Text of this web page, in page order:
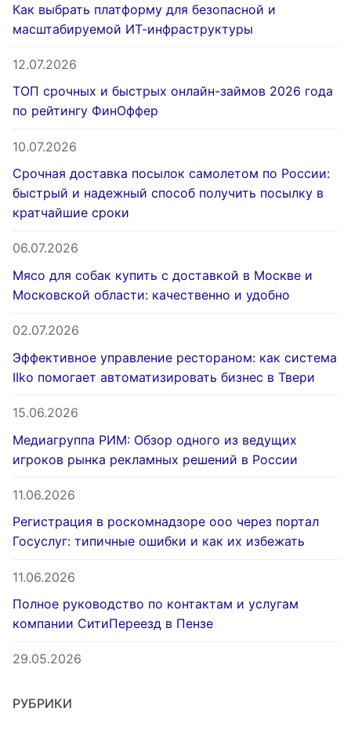
Как выбрать платформу для безопасной и
масштабируемой ИТ-инфраструктуры
12.07.2026
ТОП срочных и быстрых онлайн-займов 2026 года
по рейтингу ФинОффер
10.07.2026
Срочная доставка посылок самолетом по России:
быстрый и надежный способ получить посылку в
кратчайшие сроки
06.07.2026
Мясо для собак купить с доставкой в Москве и
Московской области: качественно и удобно
02.07.2026
Эффективное управление рестораном: как система
IIko помогает автоматизировать бизнес в Твери
15.06.2026
Медиагруппа РИМ: Обзор одного из ведущих
игроков рынка рекламных решений в России
11.06.2026
Регистрация в роскомнадзоре ооо через портал
Госуслуг: типичные ошибки и как их избежать
11.06.2026
Полное руководство по контактам и услугам
компании СитиПереезд в Пензе
29.05.2026
РУБРИКИ